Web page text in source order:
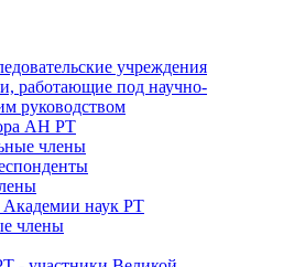
учреждения
работающие под научно-
руководством
АН РТ
члены
Академии наук РТ
члены